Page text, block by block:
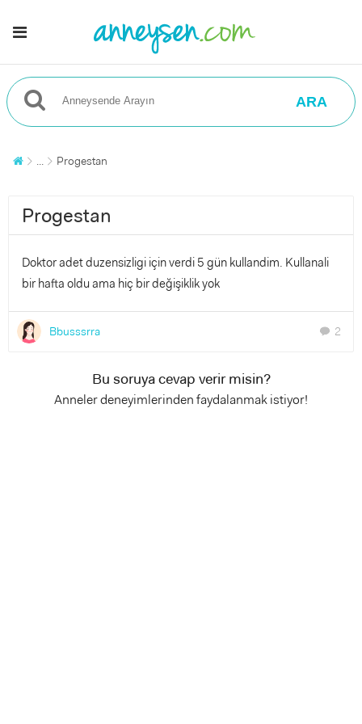
ARA
... Progestan
Progestan
Doktor adet duzensizligi için verdi 5 gün kullandim. Kullanali
bir hafta oldu ama hiç bir değişiklik yok
Bbusssrra chat 2
Bu soruya cevap verir misin?
Anneler deneyimlerinden faydalanmak istiyor!